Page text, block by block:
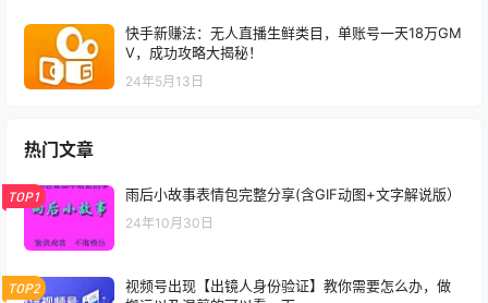
快手新赚法：无人直播生鲜类目，单账号一天18万GM
V，成功攻略大揭秘！
24年5月13日
热门文章
TOP1 雨后小故事表情包完整分享(含GIF动图+文字解说版）
24年10月30日
TOP2
视频号出现【出镜人身份验证】教你需要怎么办，做